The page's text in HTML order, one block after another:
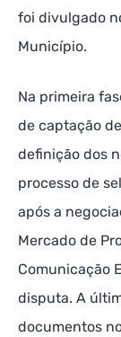
foi divulgado
Município.
Na primeira
de captação
definição dos
processo de
após a
Mercado de
Comunicação
disputa. A
documentos